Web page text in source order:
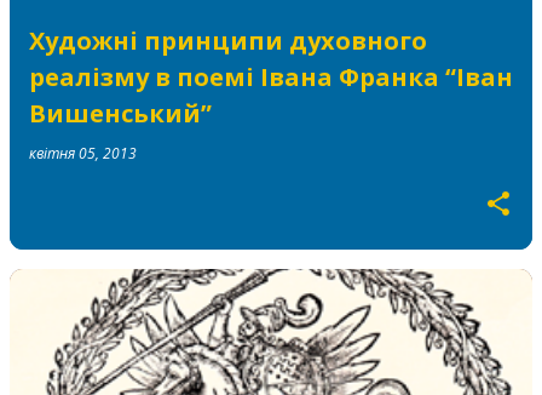
Художні принципи духовного
реалізму в поемі Івана Франка “Іван
Вишенський”
квітня 05, 2013